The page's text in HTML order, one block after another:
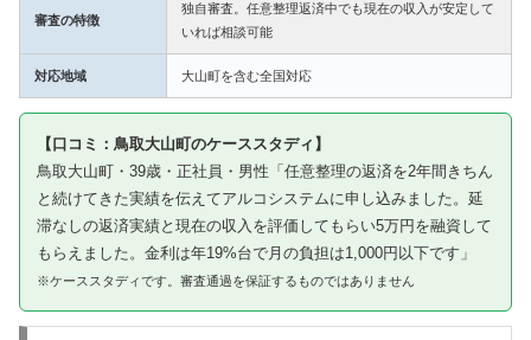
審査の特徴
独自審査。任意整理返済中でも現在の収入が安定して
いれば相談可能
対応地域 大山町を含む全国対応
【口コミ：鳥取大山町のケーススタディ】
鳥取大山町・39歳・正社員・男性「任意整理の返済を2年間きちん
と続けてきた実績を伝えてアルコシステムに申し込みました。延
滞なしの返済実績と現在の収入を評価してもらい5万円を融資して
もらえました。金利は年19%台で月の負担は1,000円以下です」
※ケーススタディです。審査通過を保証するものではありません